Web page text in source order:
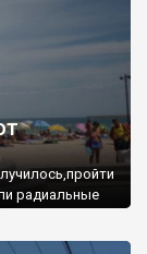
радиальные